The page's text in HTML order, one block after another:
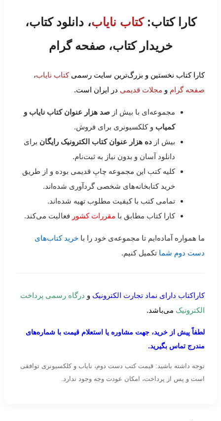
کارا کتاب:کتاب نایاب، دانلود کتاب،
خریدار کتاب، صفحه گرام
کارا کتاب نخستین و بزرگ‌ترین سایت رسمیکتاب نایاب،
صفحه گرام و مجلات قدیمی در ایران است.
مجموعه‌ای با بیش از صد هزار عنوان کتاب نایاب و
کمیاب و کلکسیونری برای فروش.
بیش از ده هزار عنوان کتاب الکترونیک رایگان برای
دانلود آسان و بدون نیاز به ثبت‌نام.
کلیه کتب این مجموعه چاپ قدیمی بوده و از طریق
خرید کتابخانه‌های شخصی گردآوری شده‌اند.
تمامی کتب با کیفیت مطلوب تهیه شده‌اند.
کارا کتاب مطابق با مقررات کشور فعالیت می‌کند.
ما همواره آماده‌ایم تا مجموعه‌ی خود را با خرید کتاب‌های
دست دوم شما تکمیل کنیم.
کاراکتاب دارای نماد تجارت الکترونیک و درگاه رسمی پرداخت
الکترونیک می‌باشد.
لطفاً پیش از خرید، جهت مشاوره یا استعلام قیمت با شماره‌های
مندرج تماس بگیرید.
توجه داشته باشید: قیمت کتب دست دوم، نایاب و کلکسیونری توافقی
است و پس از پرداخت، امکان عودت وجه وجود ندارد.